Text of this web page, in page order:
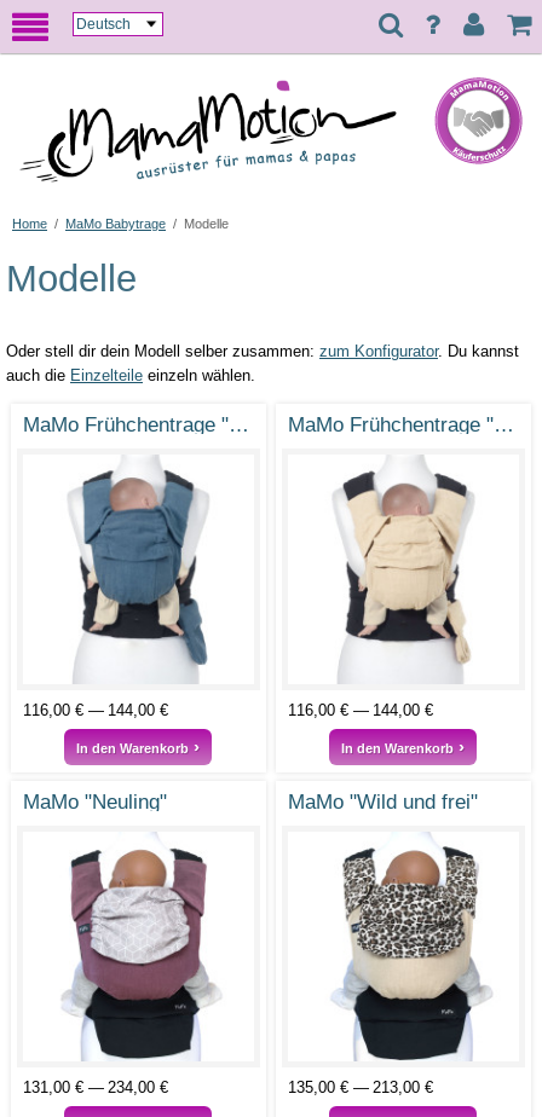
Home / MaMo Babytrage / Modelle
Modelle
Oder stell dir dein Modell selber zusammen: zum Konfigurator. Du kannst
auch die Einzelteile einzeln wählen.
MaMo Frühchentrage "Frühblüher"
116,00 € 144,00 €
In den Warenkorb
MaMo Frühchentrage "Elfenhaft"
116,00 € 144,00 €
In den Warenkorb
MaMo "Neuling"
131,00 € 234,00 €
MaMo "Wild und frei"
135,00 € 213,00 €